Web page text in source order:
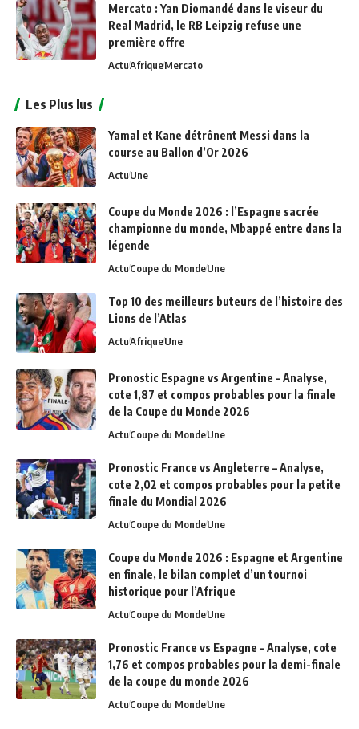
Mercato : Yan Diomandé dans le viseur du
Real Madrid, le RB Leipzig refuse une
première offre
ActuAfriqueMercato
Les Plus lus
Yamal et Kane détrônent Messi dans la
course au Ballon d’Or 2026
ActuUne
Coupe du Monde 2026 : l’Espagne sacrée
championne du monde, Mbappé entre dans la
légende
ActuCoupe du MondeUne
Top 10 des meilleurs buteurs de l’histoire des
Lions de l’Atlas
ActuAfriqueUne
Pronostic Espagne vs Argentine – Analyse,
cote 1,87 et compos probables pour la finale
de la Coupe du Monde 2026
ActuCoupe du MondeUne
Pronostic France vs Angleterre – Analyse,
cote 2,02 et compos probables pour la petite
finale du Mondial 2026
ActuCoupe du MondeUne
Coupe du Monde 2026 : Espagne et Argentine
en finale, le bilan complet d’un tournoi
historique pour l’Afrique
ActuCoupe du MondeUne
Pronostic France vs Espagne – Analyse, cote
1,76 et compos probables pour la demi-finale
de la coupe du monde 2026
ActuCoupe du MondeUne